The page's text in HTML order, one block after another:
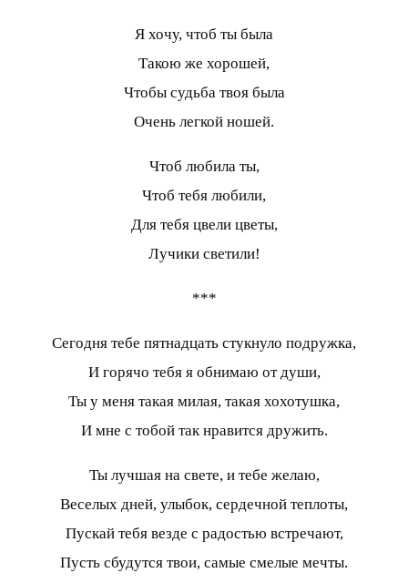
Я хочу, чтоб ты была
Такою же хорошей,
Чтобы судьба твоя была
Очень легкой ношей.
Чтоб любила ты,
Чтоб тебя любили,
Для тебя цвели цветы,
Лучики светили!
***
Сегодня тебе пятнадцать стукнуло подружка,
И горячо тебя я обнимаю от души,
Ты у меня такая милая, такая хохотушка,
И мне с тобой так нравится дружить.
Ты лучшая на свете, и тебе желаю,
Веселых дней, улыбок, сердечной теплоты,
Пускай тебя везде с радостью встречают,
Пусть сбудутся твои, самые смелые мечты.